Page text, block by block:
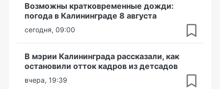
Возможны кратковременные дожди:
погода в Калининграде 8 августа
сегодня, 09:00
В мэрии Калининграда рассказали, как
остановили отток кадров из детсадов
вчера, 19:39